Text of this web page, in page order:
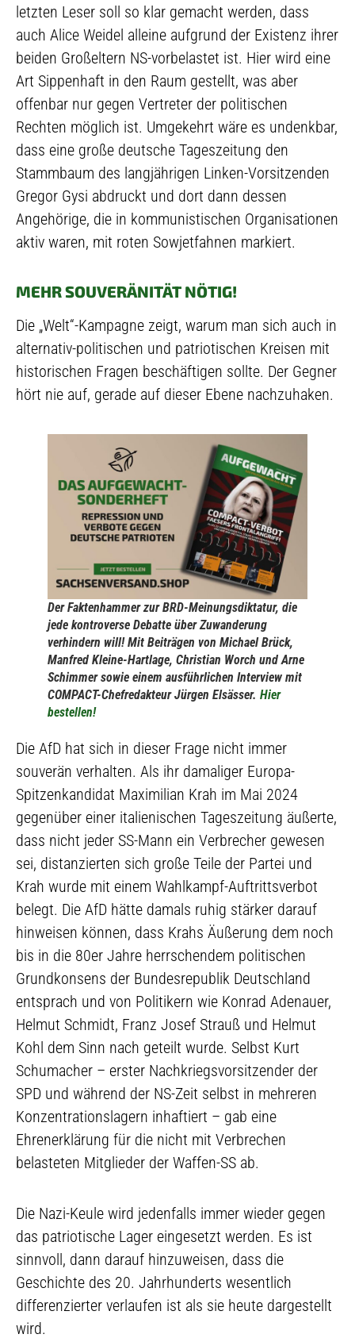
letzten Leser soll so klar gemacht werden, dass
auch Alice Weidel alleine aufgrund der Existenz ihrer
beiden Großeltern NS-vorbelastet ist. Hier wird eine
Art Sippenhaft in den Raum gestellt, was aber
offenbar nur gegen Vertreter der politischen
Rechten möglich ist. Umgekehrt wäre es undenkbar,
dass eine große deutsche Tageszeitung den
Stammbaum des langjährigen Linken-Vorsitzenden
Gregor Gysi abdruckt und dort dann dessen
Angehörige, die in kommunistischen Organisationen
aktiv waren, mit roten Sowjetfahnen markiert.
MEHR SOUVERÄNITÄT NÖTIG!
Die „Welt“-Kampagne zeigt, warum man sich auch in
alternativ-politischen und patriotischen Kreisen mit
historischen Fragen beschäftigen sollte. Der Gegner
hört nie auf, gerade auf dieser Ebene nachzuhaken.
Der Faktenhammer zur BRD-Meinungsdiktatur, die
jede kontroverse Debatte über Zuwanderung
verhindern will! Mit Beiträgen von Michael Brück,
Manfred Kleine-Hartlage, Christian Worch und Arne
Schimmer sowie einem ausführlichen Interview mit
COMPACT-Chefredakteur Jürgen Elsässer. Hier
bestellen!
Die AfD hat sich in dieser Frage nicht immer
souverän verhalten. Als ihr damaliger Europa-
Spitzenkandidat Maximilian Krah im Mai 2024
gegenüber einer italienischen Tageszeitung äußerte,
dass nicht jeder SS-Mann ein Verbrecher gewesen
sei, distanzierten sich große Teile der Partei und
Krah wurde mit einem Wahlkampf-Auftrittsverbot
belegt. Die AfD hätte damals ruhig stärker darauf
hinweisen können, dass Krahs Äußerung dem noch
bis in die 80er Jahre herrschendem politischen
Grundkonsens der Bundesrepublik Deutschland
entsprach und von Politikern wie Konrad Adenauer,
Helmut Schmidt, Franz Josef Strauß und Helmut
Kohl dem Sinn nach geteilt wurde. Selbst Kurt
Schumacher – erster Nachkriegsvorsitzender der
SPD und während der NS-Zeit selbst in mehreren
Konzentrationslagern inhaftiert – gab eine
Ehrenerklärung für die nicht mit Verbrechen
belasteten Mitglieder der Waffen-SS ab.
Die Nazi-Keule wird jedenfalls immer wieder gegen
das patriotische Lager eingesetzt werden. Es ist
sinnvoll, dann darauf hinzuweisen, dass die
Geschichte des 20. Jahrhunderts wesentlich
differenzierter verlaufen ist als sie heute dargestellt
wird.